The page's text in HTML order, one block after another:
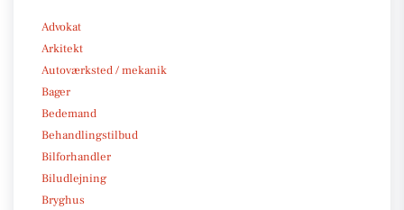
Advokat
Arkitekt
Autoværksted / mekanik
Bager
Bedemand
Behandlingstilbud
Bilforhandler
Biludlejning
Bryghus